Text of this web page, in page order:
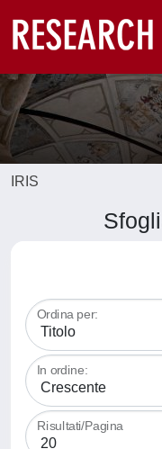
IRIS
Ordina per:
In ordine:
Risultati/Pagina